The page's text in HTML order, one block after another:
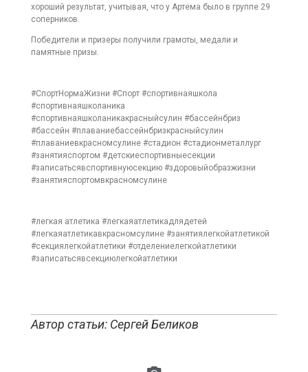
хороший результат, учитывая, что у Артема было в группе 29
соперников.
Победители и призеры получили грамоты, медали и
памятные призы.
#СпортНормаЖизни #Спорт #спортивнаяшкола
#спортивнаяшколаника
#спортивнаяшколаникакрасныйсулин #бассейнбриз
#бассейн #плаваниебассейнбризкрасныйсулин
#плаваниевкрасномсулине #стадион #стадионметаллург
#занятияспортом #детскиеспортивныесекции
#записатьсявспортивнуюсекцию #здоровыйобразжизни
#занятияспортомвкрасномсулине
#легкая атлетика #легкаяатлетикадлядетей
#легкаяатлетикавкрасномсулине #занятиялегкойатлетикой
#секциялегкойатлетики #отделениелегкойатлетики
#записатьсявсекциюлегкойатлетики
Автор статьи: Сергей Беликов